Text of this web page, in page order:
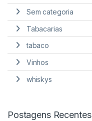
Sem categoria
Tabacarias
tabaco
Vinhos
whiskys
Postagens Recentes